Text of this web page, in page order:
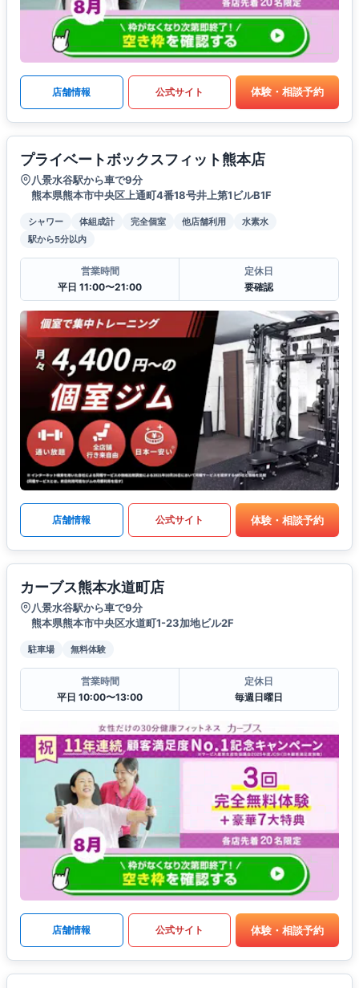
店舗情報 公式サイト 体験・相談予約
プライベートボックスフィット熊本店
八景水谷駅から車で9分
熊本県熊本市中央区上通町4番18号井上第1ビルB1F
シャワー 体組成計 完全個室 他店舗利用
水素水
駅から5分以内
営業時間
平日 11:00〜21:00
定休日
要確認
店舗情報 公式サイト 体験・相談予約
カーブス熊本水道町店
八景水谷駅から車で9分
熊本県熊本市中央区水道町1-23加地ビル2F
駐車場 無料体験
営業時間
平日 10:00〜13:00
定休日
毎週日曜日
店舗情報 公式サイト 体験・相談予約